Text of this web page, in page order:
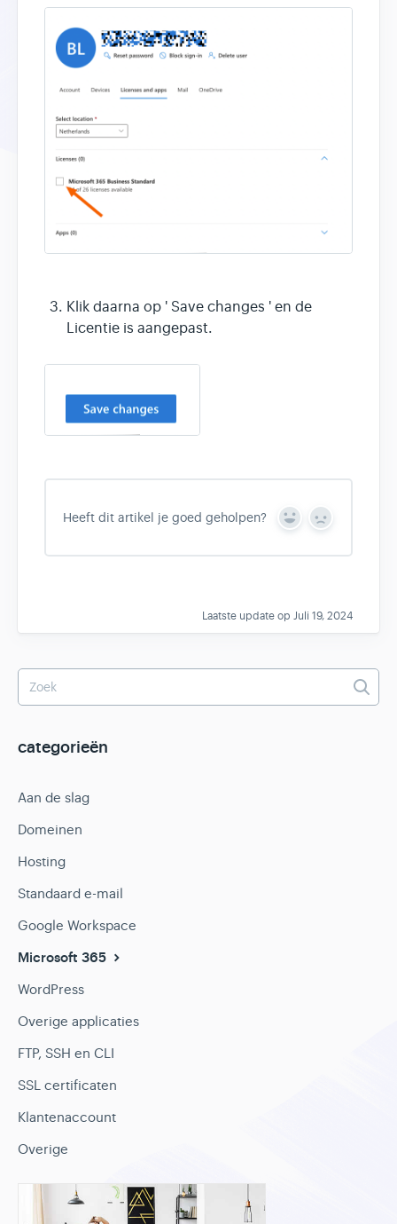
Klik daarna op ' Save changes ' en de
Licentie is aangepast.
Heeft dit artikel je goed geholpen?
Y
s
N
Laatste update op Juli 19, 2024
categorieën
Aan de slag
Domeinen
Hosting
Standaard e-mail
Google Workspace
Microsoft 365
WordPress
Overige applicaties
FTP, SSH en CLI
SSL certificaten
Klantenaccount
Overige